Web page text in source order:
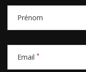
Prénom
Email *